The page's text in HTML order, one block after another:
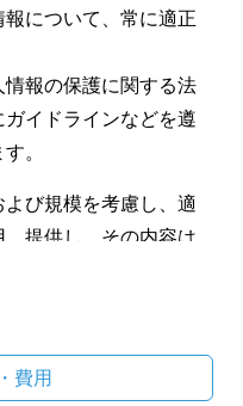
について、常に適正
報の保護に関する法
イドラインなどを遵
。
び規模を考慮し、適
提供し、その内容は
費用